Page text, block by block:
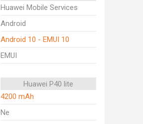
Huawei Mobile Services
Android
Android 10 - EMUI 10
EMUI
Huawei P40 lite
4200 mAh
Ne